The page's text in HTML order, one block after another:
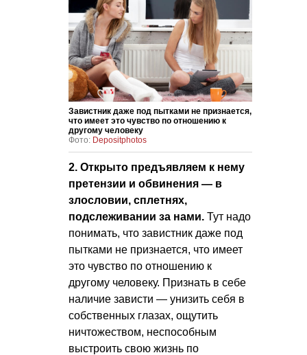
Завистник даже под пытками не признается,
что имеет это чувство по отношению к
другому человеку
Фото: Depositphotos
2. Открыто предъявляем к нему
претензии и обвинения — в
злословии, сплетнях,
подслеживании за нами. Тут надо
понимать, что завистник даже под
пытками не признается, что имеет
это чувство по отношению к
другому человеку. Признать в себе
наличие зависти — унизить себя в
собственных глазах, ощутить
ничтожеством, неспособным
выстроить свою жизнь по